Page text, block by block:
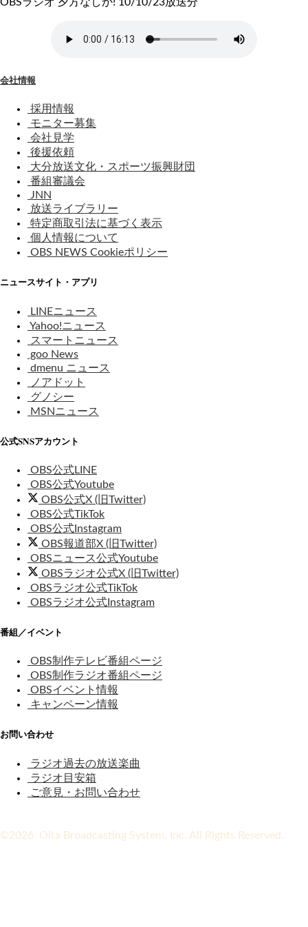
会社情報
採用情報
モニター募集
会社見学
後援依頼
大分放送文化・スポーツ振興財団
番組審議会
JNN
放送ライブラリー
特定商取引法に基づく表示
個人情報について
OBS NEWS Cookieポリシー
ニュースサイト・アプリ
LINEニュース
Yahoo!ニュース
スマートニュース
goo News
dmenu ニュース
ノアドット
グノシー
MSNニュース
公式SNSアカウント
OBS公式LINE
OBS公式Youtube
OBS公式X (旧Twitter)
OBS公式TikTok
OBS公式Instagram
OBS報道部X (旧Twitter)
OBSニュース公式Youtube
OBSラジオ公式X (旧Twitter)
OBSラジオ公式TikTok
OBSラジオ公式Instagram
番組／イベント
OBS制作テレビ番組ページ
OBS制作ラジオ番組ページ
OBSイベント情報
キャンペーン情報
お問い合わせ
ラジオ過去の放送楽曲
ラジオ目安箱
ご意見・お問い合わせ
©2026 Oita Broadcasting System, Inc. All Rights Reserved.